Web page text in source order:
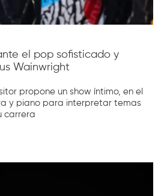
el pop sofisticado y
Wainwright
propone un show íntimo, en el
y piano para interpretar temas
carrera